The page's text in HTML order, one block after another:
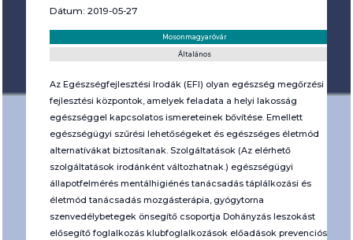
Dátum: 2019-05-27
Mosonmagyaróvár
Általános
Az Egészségfejlesztési Irodák (EFI) olyan egészség megőrzési és
fejlesztési központok, amelyek feladata a helyi lakosság
egészséggel kapcsolatos ismereteinek bővítése. Emellett
egészségügyi szűrési lehetőségeket és egészséges életmód
alternatívákat biztosítanak. Szolgáltatások (Az elérhető
szolgáltatások irodánként változhatnak.) egészségügyi
állapotfelmérés mentálhigiénés tanácsadás táplálkozási és
életmód tanácsadás mozgásterápia, gyógytorna
szenvedélybetegek önsegítő csoportja Dohányzás leszokást
elősegítő foglalkozás klubfoglalkozások előadások prevenciós